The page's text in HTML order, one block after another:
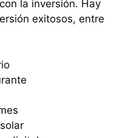
la inversión. Hay
exitosos, entre